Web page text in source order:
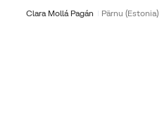
Clara Mollá Pagán Pärnu (Estonia)